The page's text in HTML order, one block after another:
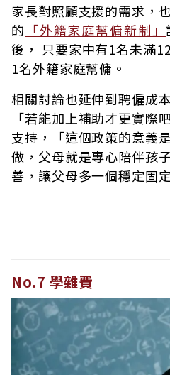
家長對照顧支援的需求，
的 「外籍家庭幫傭新制」
後， 只要家中有1名未滿
1名外籍家庭幫傭。
相關討論也延伸到聘僱成
「若能加上補助才更實際
支持，「這個政策的意義
做，父母就是專心陪伴孩
善，讓父母多一個穩定固
No.7 學雜費